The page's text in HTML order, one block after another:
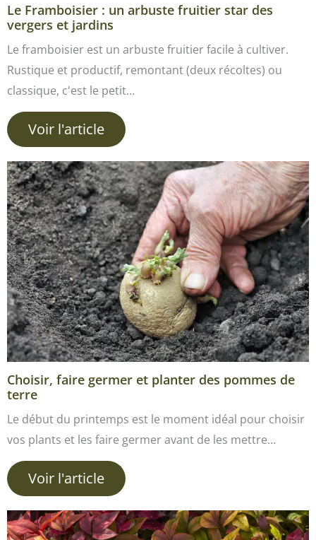
Le Framboisier : un arbuste fruitier star des
vergers et jardins
Le framboisier est un arbuste fruitier facile à cultiver.
Rustique et productif, remontant (deux récoltes) ou
classique, c'est le petit…
Voir l'article
Choisir, faire germer et planter des pommes de
terre
Le début du printemps est le moment idéal pour choisir
vos plants et les faire germer avant de les mettre…
Voir l'article